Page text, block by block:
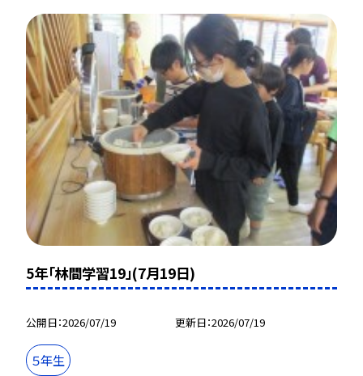
5年「林間学習19」(7月19日)
公開日 2026/07/19 更新日 2026/07/19
５年生